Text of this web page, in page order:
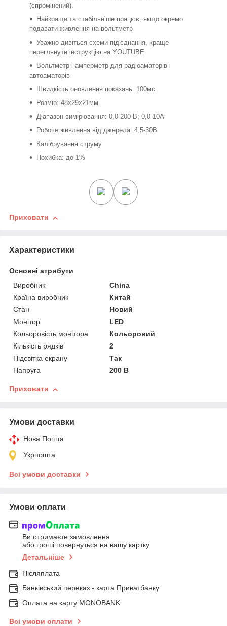
(спромінений).
Найкраще та стабільніше працює, якщо окремо
подавати живлення на вольтметр
Уважно дивіться схеми під'єднання, краще
переглянути інструкцію на YOUTUBE
Вольтметр і амперметр для радіоаматорів і
автоаматорів
Швидкість оновлення показань: 100мс
Розмір: 48х29х21мм
Діапазон вимірювання: 0,0-200 В; 0,0-10А
Робоче живлення від джерела: 4,5-30В
Калібрування струму
Похибка: до 1%
Приховати
Характеристики
Основні атрибути
Виробник
China
Країна виробник
Китай
Стан
Новий
Монітор
LED
Кольоровість монітора
Кольоровий
Кількість рядків
2
Підсвітка екрану
Так
Напруга
200 В
Приховати
Умови доставки
Нова Пошта
Укрпошта
Всі умови доставки
Умови оплати
Ви отримаєте замовлення
або гроші повернуться на вашу картку
Детальніше
Післяплата
Банківський переказ - карта Приватбанку
Оплата на карту MONOBANK
Всі умови оплати